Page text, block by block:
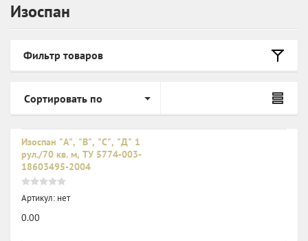
Изоспан
Фильтр товаров
Сортировать по
Изоспан "А", "В", "С", "Д" 1
рул./70 кв. м, ТУ 5774-003-
18603495-2004
Артикул: нет
0.00